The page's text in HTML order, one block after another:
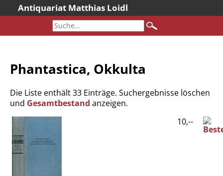
Antiquariat Matthias Loidl
Aktuelles
Neueingänge
Gesamtbestand
Sonderangebote
Katalogarchiv
Newsletter
Über uns
Phantastica, Okkulta
Die Liste enthält 33 Einträge. Suchergebnisse löschen
und Gesamtbestand anzeigen.
10,--